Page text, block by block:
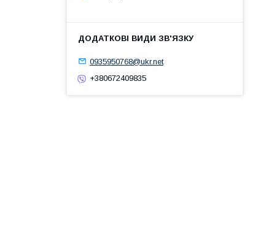
0935950768@ukr.net
+380672409835